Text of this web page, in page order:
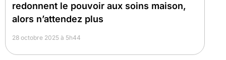
redonnent le pouvoir aux soins maison,
alors n’attendez plus
28 octobre 2025 à 5h44